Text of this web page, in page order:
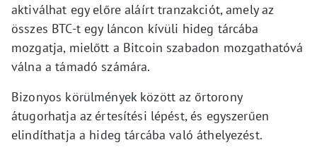
aktiválhat egy előre aláírt tranzakciót, amely az
összes BTC-t egy láncon kívüli hideg tárcába
mozgatja, mielőtt a Bitcoin szabadon mozgathatóvá
válna a támadó számára.
Bizonyos körülmények között az őrtorony
átugorhatja az értesítési lépést, és egyszerűen
elindíthatja a hideg tárcába való áthelyezést.